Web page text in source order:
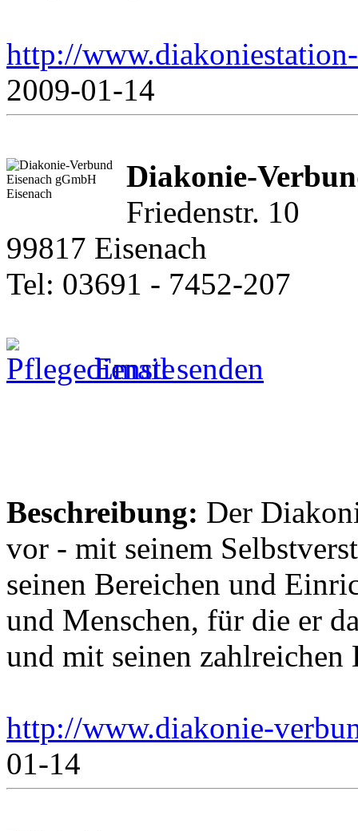
http://
2009-01-14
Diakonie-
Friedenstr. 10
99817 Eisenach
Tel: 03691 - 7452-207
Email senden
Beschreibung: Der
vor - mit seinem
seinen Bereichen und
und Menschen, für die er
und mit seinen zahlreichen
http://www.diakonie-
01-14